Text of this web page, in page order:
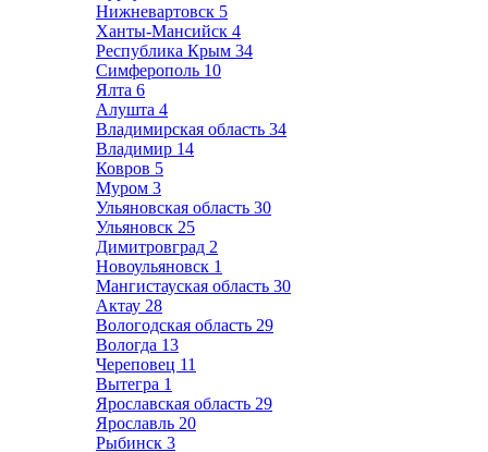
Нижневартовск 5
Ханты-Мансийск 4
Республика Крым 34
Симферополь 10
Ялта 6
Алушта 4
Владимирская область 34
Владимир 14
Ковров 5
Муром 3
Ульяновская область 30
Ульяновск 25
Димитровград 2
Новоульяновск 1
Мангистауская область 30
Актау 28
Вологодская область 29
Вологда 13
Череповец 11
Вытегра 1
Ярославская область 29
Ярославль 20
Рыбинск 3